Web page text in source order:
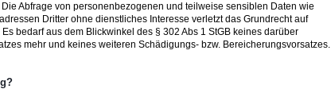
Abfrage von personenbezogenen und teilweise sensiblen Daten wie
Dritter ohne dienstliches Interesse verletzt das Grundrecht auf
bedarf aus dem Blickwinkel des § 302 Abs 1 StGB keines darüber
mehr und keines weiteren Schädigungs- bzw. Bereicherungsvorsatzes.